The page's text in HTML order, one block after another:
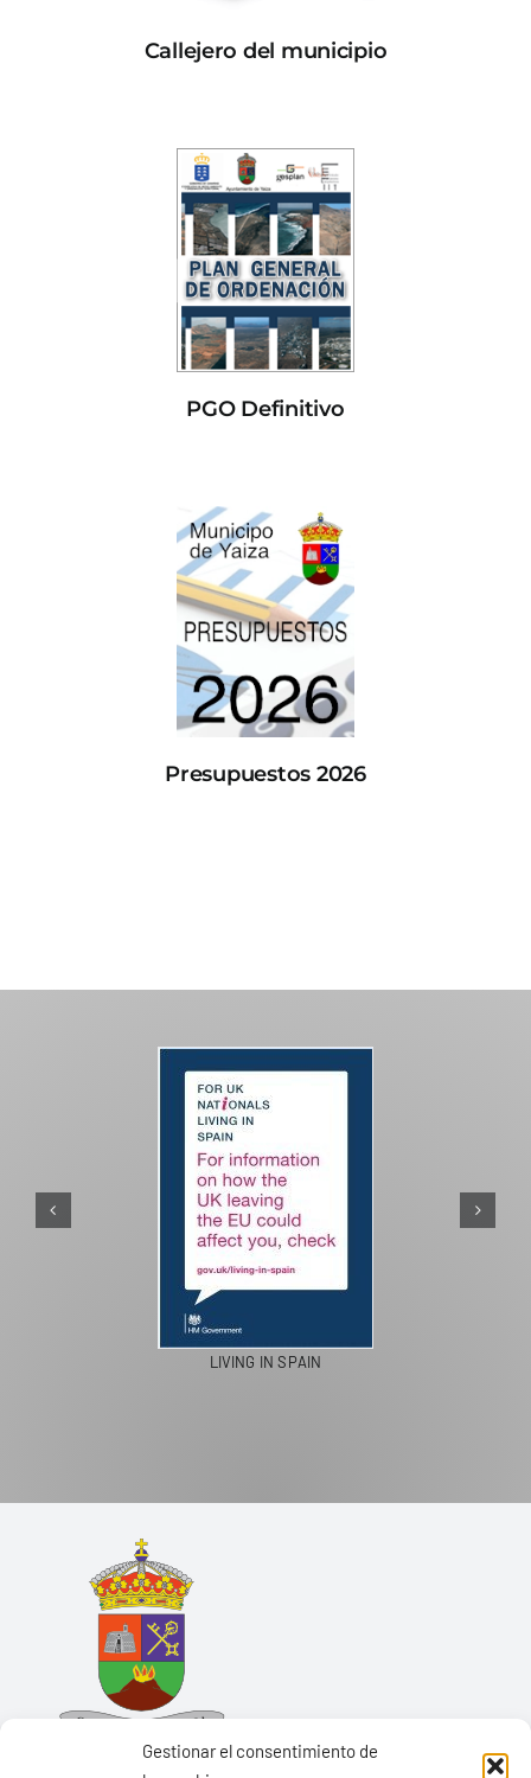
Gestionar el consentimiento de
Callejero del municipio
PGO Definitivo
Presupuestos 2026
LIVING IN SPAIN